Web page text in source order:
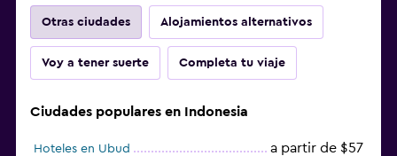
Otras ciudades Alojamientos alternativos
Voy a tener suerte Completa tu viaje
Ciudades populares en Indonesia
Hoteles en Ubud a partir de $57